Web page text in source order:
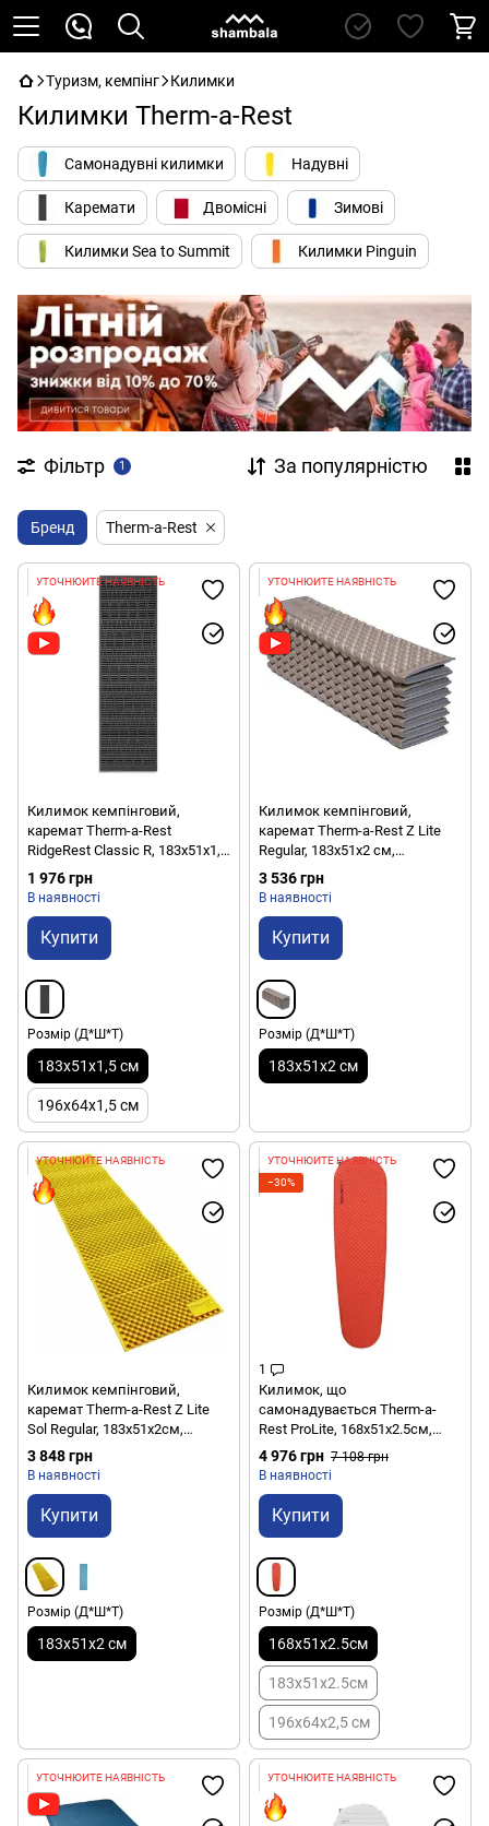
Туризм, кемпінг Килимки
Килимки Therm-a-Rest
Самонадувні килимки Надувні
Каремати Двомісні Зимові
Килимки Sea to Summit Килимки Pinguin
Фільтр 1 За популярністю
Бренд Therm-a-Rest
УТОЧНЮЙТЕ НАЯВНІСТЬ
Килимок кемпінговий,
каремат Therm-a-Rest
RidgeRest Classic R, 183х51х1,5
см, Charcoal (0040818064320)
1 976 грн
В наявності
Купити
Розмір (Д*Ш*Т)
183х51х1,5 см
196х64х1,5 см
УТОЧНЮЙТЕ НАЯВНІСТЬ
Килимок кемпінговий,
каремат Therm-a-Rest Z Lite
Regular, 183х51х2 см,
Oak/Anthracite
(0040818136126)
3 536 грн
В наявності
Купити
Розмір (Д*Ш*Т)
183х51х2 см
УТОЧНЮЙТЕ НАЯВНІСТЬ
Килимок кемпінговий,
каремат Therm-a-Rest Z Lite
Sol Regular, 183х51х2см,
Limon/Silver (0040818066706)
3 848 грн
В наявності
Купити
Розмір (Д*Ш*Т)
183х51х2 см
УТОЧНЮЙТЕ НАЯВНІСТЬ
−30%
1
Килимок, що
самонадувається Therm-a-
Rest ProLite, 168х51х2.5см,
Poppy (13266)
4 976 грн 7 108 грн
В наявності
Купити
Розмір (Д*Ш*Т)
168x51x2.5см
183x51x2.5см
196х64х2,5 см
УТОЧНЮЙТЕ НАЯВНІСТЬ УТОЧНЮЙТЕ НАЯВНІСТЬ